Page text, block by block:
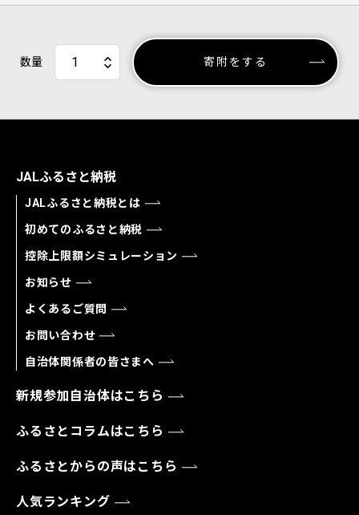
数量 寄附をする
JALふるさと納税
JALふるさと納税とは
初めてのふるさと納税
控除上限額シミュレーション
お知らせ
よくあるご質問
お問い合わせ
自治体関係者の皆さまへ
新規参加自治体はこちら
ふるさとコラムはこちら
ふるさとからの声はこちら
人気ランキング